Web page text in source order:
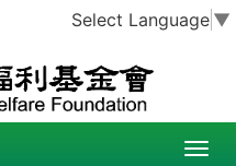
Select Language ▼
T